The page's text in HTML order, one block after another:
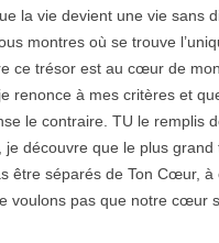
la vie devient une vie sans
montres où se trouve
ce trésor est au cœur de
renonce à mes critères et
le contraire. TU le remplis
je découvre que le plus
être séparés de Ton Cœur,
voulons pas que notre cœur